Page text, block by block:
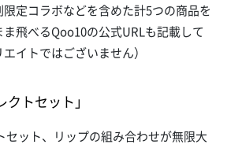
定コラボなどを含めた計5つの商品を
飛べるQoo10の公式URLも記載して
イトではございません）
トセット」
ット、リップの組み合わせが無限大